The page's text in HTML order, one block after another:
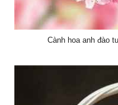
Cành hoa anh đào